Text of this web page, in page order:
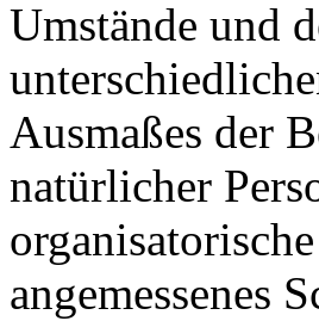
Umstände und
Ausmaßes der
natürlicher
angemessenes